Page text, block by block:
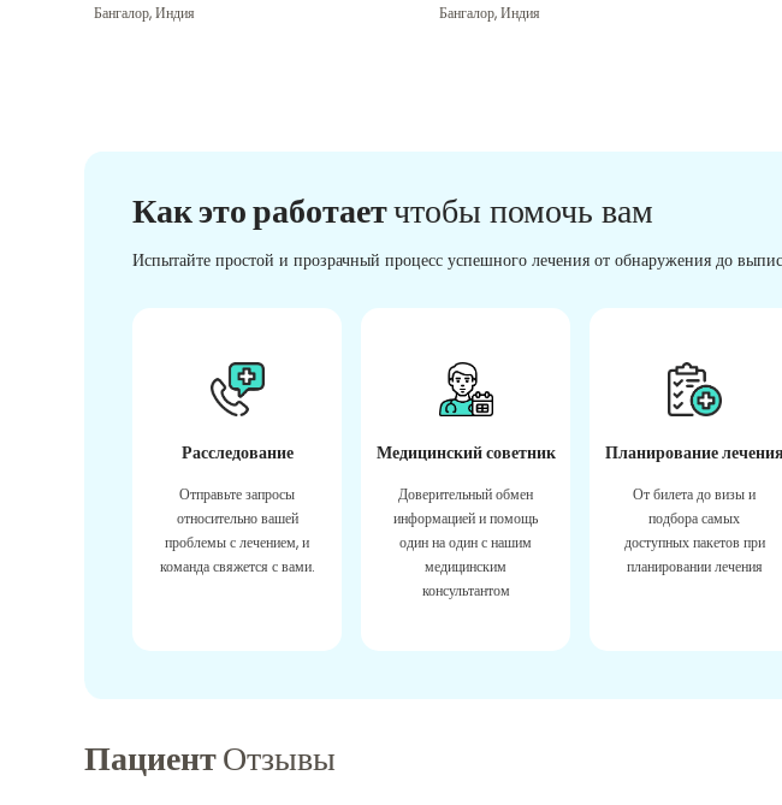
Бангалор,Индия Бангалор,Индия
Как это работаетчтобы помочь вам
Испытайте простой и прозрачный процесс успешного лечения от обнаружения до
Расследование
Отправьте запросы
относительно вашей
проблемы с лечением, и
команда свяжется с вами.
Медицинский советник
Доверительный обмен
информацией и помощь
один на один с нашим
медицинским
консультантом
Планирование лечения
От билета до визы и
подбора самых
доступных пакетов при
планировании лечения
ПациентОтзывы